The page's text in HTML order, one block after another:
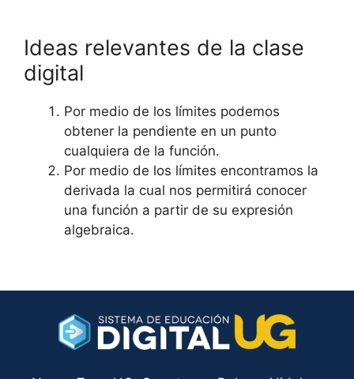
Ideas relevantes de la clase
digital
Por medio de los límites podemos
obtener la pendiente en un punto
cualquiera de la función.
Por medio de los límites encontramos la
derivada la cual nos permitirá conocer
una función a partir de su expresión
algebraica.